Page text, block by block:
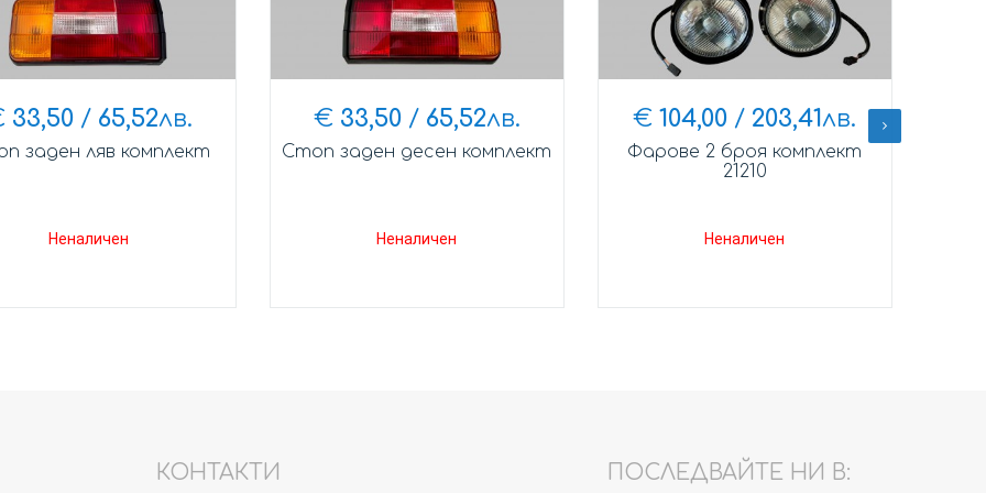
33,50/ 65,52лв.
заден ляв комплект
Неналичен
€ 33,50/ 65,52лв.
Стоп заден десен комплект
Неналичен
€ 104,00 / 203,41 лв.
Фарове 2 броя комплект
21210
Неналичен
КОНТАКТИ ПОСЛЕДВАЙТЕ НИ В: